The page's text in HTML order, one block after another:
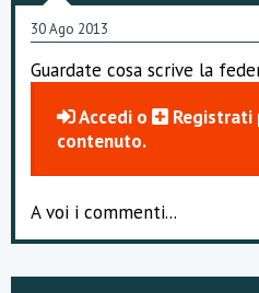
s
s
i
o
n
30 Ago 2013
Guardate cosa scrive la
Accedi o Registrati
contenuto.
A voi i commenti...